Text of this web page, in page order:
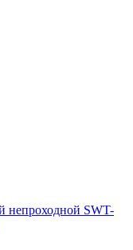
непроходной SWT-